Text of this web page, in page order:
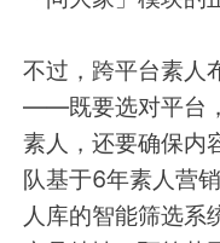
不过，跨平台素人
——既要选对平台
素人，还要确保内
队基于6年素人营
人库的智能筛选系